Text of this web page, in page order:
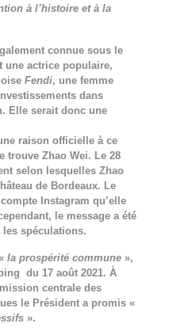
à l’histoire et à la
connue sous le
une actrice populaire,
Fendi, une femme
dans
Elle serait donc une
raison officielle à ce
trouve Zhao Wei. Le 28
selon lesquelles Zhao
de Bordeaux. Le
Instagram qu’elle
le message a été
spéculations.
la prospérité commune»,
du 17 août 2021. À
centrale des
le Président a promis «
».